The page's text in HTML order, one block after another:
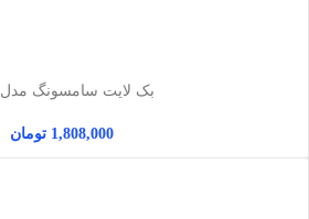
بک لایت سامسونگ مدل 40H
1,808,000 تومان